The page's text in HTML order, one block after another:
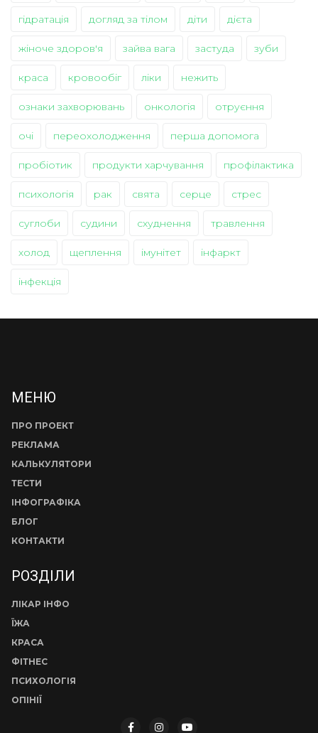
гідратація догляд за тілом діти дієта
жіноче здоров'я зайва вага застуда зуби
краса кровообіг ліки нежить
ознаки захворювань онкологія отруєння
очі переохолодження перша допомога
пробіотик продукти харчування профілактика
психологія рак свята серце стрес
суглоби судини схуднення травлення
холод щеплення імунітет інфаркт
інфекція
МЕНЮ
ПРО ПРОЕКТ
РЕКЛАМА
КАЛЬКУЛЯТОРИ
ТЕСТИ
ІНФОГРАФІКА
БЛОГ
КОНТАКТИ
РОЗДІЛИ
ЛІКАР ІНФО
ЇЖА
КРАСА
ФІТНЕС
ПСИХОЛОГІЯ
ОПІНІЇ